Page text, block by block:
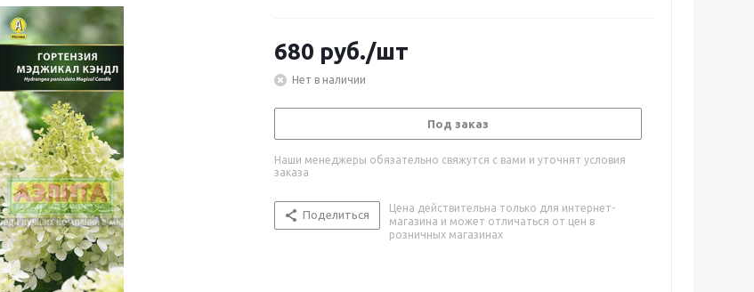
680 руб./шт
Нет в наличии
Под заказ
Наши менеджеры обязательно свяжутся с вами и уточнят условия
заказа
Поделиться
Цена действительна только для интернет-
магазина и может отличаться от цен в
розничных магазинах